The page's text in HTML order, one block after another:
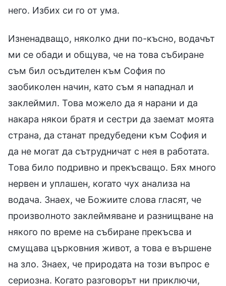
него. Избих си го от ума.
Изненадващо, няколко дни по-късно, водачът
ми се обади и общува, че на това събиране
съм бил осъдителен към София по
заобиколен начин, като съм я нападнал и
заклеймил. Това можело да я нарани и да
накара някои братя и сестри да заемат моята
страна, да станат предубедени към София и
да не могат да сътрудничат с нея в работата.
Това било подривно и прекъсващо. Бях много
нервен и уплашен, когато чух анализа на
водача. Знаех, че Божиите слова гласят, че
произволното заклеймяване и разнищване на
някого по време на събиране прекъсва и
смущава църковния живот, а това е вършене
на зло. Знаех, че природата на този въпрос е
сериозна. Когато разговорът ни приключи,